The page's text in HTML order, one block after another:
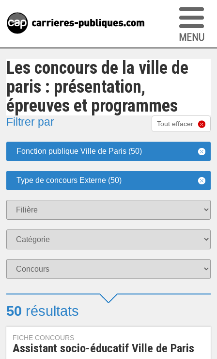
Les concours de la ville de
paris : présentation,
épreuves et programmes
Filtrer par Tout effacer
Fonction publique Ville de Paris (50)
Type de concours Externe (50)
50 résultats
FICHE CONCOURS
Assistant socio-éducatif Ville de Paris